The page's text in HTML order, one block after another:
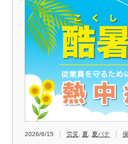
2026/6/15 労災 , 夏 , 夏バテ